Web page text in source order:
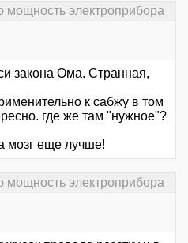
мощность электроприбора
закона Ома. Странная,
к сабжу в том
где же там "нужное"?
мозг еще лучше!
мощность электроприбора